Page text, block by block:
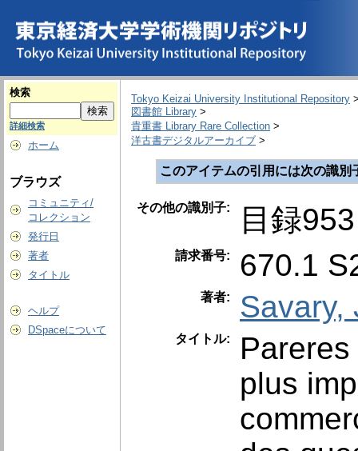
検索
詳細検索
ホーム
ブラウズ
コミュニティ/
コレクション
発行日
著者
タイトル
ヘルプ
DSpaceについて
Tokyo Keizai University Institutional Repository
図書館 Library >
貴重書 Library Rare Collection >
洋古書デジタルアーカイブ >
このアイテムの引用には次の識
その他の識別子: 目録953
請求番号: 670.1
著者: Savary,
タイトル:
plus